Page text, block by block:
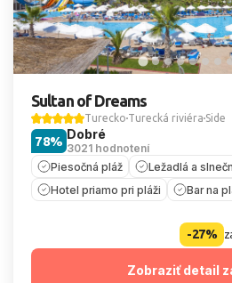
Sultan of Dreams
Turecko Turecká riviéra Side
Dobré
3021 hodnotení
78%
Piesočná pláž
Ležadlá a
Hotel priamo pri pláži
Bar na
-27%
Zobraziť detail